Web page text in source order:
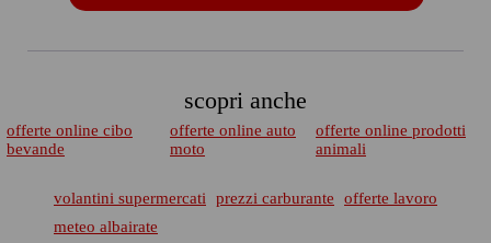
scopri anche
offerte online cibo
bevande
offerte online auto
moto
offerte online prodotti
animali
volantini supermercati prezzi carburante
offerte lavoro
meteo albairate